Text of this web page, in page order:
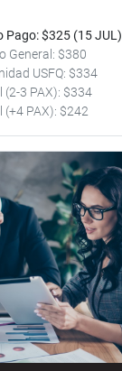
Pago: $325 (15 JUL)
General: $380
USFQ: $334
(2-3 PAX): $334
(+4 PAX): $242